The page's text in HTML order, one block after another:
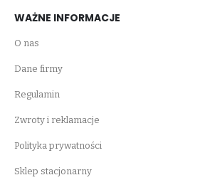
WAŻNE INFORMACJE
O nas
Dane firmy
Regulamin
Zwroty i reklamacje
Polityka prywatności
Sklep stacjonarny